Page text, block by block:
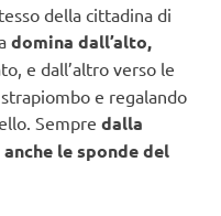
della cittadina di
domina dall’alto,
e dall’altro verso le
e regalando
Sempre dalla
le sponde del